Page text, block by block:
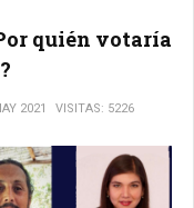
quién votaría
2021 VISITAS: 5226